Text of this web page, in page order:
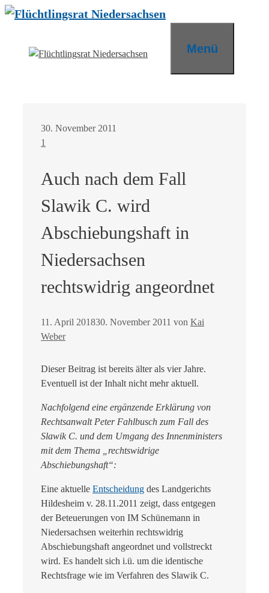
Zum
Menü
30. November 2011
1
Auch nach dem Fall
Slawik C. wird
Abschiebungshaft in
Niedersachsen
rechtswidrig angeordnet
11. April 201830. November 2011 von Kai
Weber
Dieser Beitrag ist bereits älter als vier Jahre.
Eventuell ist der Inhalt nicht mehr aktuell.
Nachfolgend eine ergänzende Erklärung von
Rechtsanwalt Peter Fahlbusch zum Fall des
Slawik C. und dem Umgang des Innenministers
mit dem Thema „rechtswidrige
Abschiebungshaft“:
Eine aktuelle Entscheidung des Landgerichts
Hildesheim v. 28.11.2011 zeigt, dass entgegen
der Beteuerungen von IM Schünemann in
Niedersachsen weiterhin rechtswidrig
Abschiebungshaft angeordnet und vollstreckt
wird. Es handelt sich i.ü. um die identische
Rechtsfrage wie im Verfahren des Slawik C.